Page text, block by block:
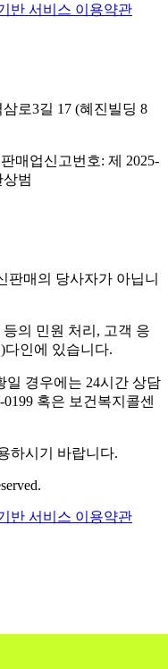
반 서비스 이용약관
로3길 17 (혜진빌딩 8
매업신고번호: 제 2025-
범
판매의 당사자가 아닙니
의 민원 처리, 고객 응
다인에 있습니다.
일 경우에는 24시간 상담
혹은 보건복지콜센
하시기 바랍니다.
반 서비스 이용약관